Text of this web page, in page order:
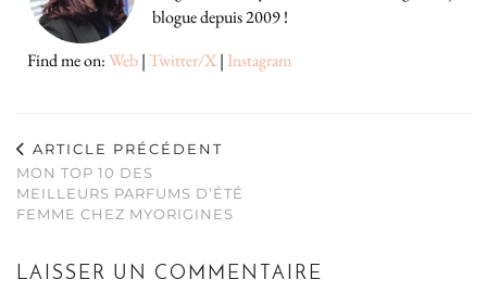
blogue depuis 2009 !
Find me on:Web|Twitter/X| Instagram
ARTICLE PRÉCÉDENT
MON TOP 10 DES
MEILLEURS PARFUMS D’ÉTÉ
FEMME CHEZ MYORIGINES
LAISSER UN COMMENTAIRE